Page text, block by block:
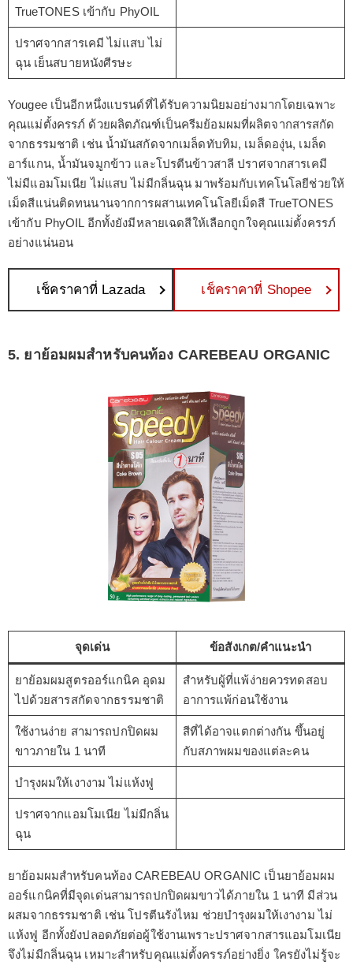
TrueTONES เข้ากับ PhyOIL
ปราศจากสารเคมี ไม่แสบ ไม่
ฉุน เย็นสบายหนังศีรษะ
Yougee เป็นอีกหนึ่งแบรนด์ที่ได้รับความนิยมอย่างมากโดยเฉพาะ
คุณแม่ตั้งครรภ์ ด้วยผลิตภัณฑ์เป็นครีมย้อมผมที่ผลิตจากสารสกัด
จากธรรมชาติ เช่น น้ำมันสกัดจากเมล็ดทับทิม, เมล็ดองุ่น, เมล็ด
อาร์แกน, น้ำมันจมูกข้าว และโปรตีนข้าวสาลี ปราศจากสารเคมี
ไม่มีแอมโมเนีย ไม่แสบ ไม่มีกลิ่นฉุน มาพร้อมกับเทคโนโลยีช่วยให้
เม็ดสีแน่นติดทนนานจากการผสานเทคโนโลยีเม็ดสี TrueTONES
เข้ากับ PhyOIL อีกทั้งยังมีหลายเฉดสีให้เลือกถูกใจคุณแม่ตั้งครรภ์
อย่างแน่นอน
เช็คราคาที่ Lazada เช็คราคาที่ Shopee
5. ยาย้อมผมสำหรับคนท้อง CAREBEAU ORGANIC
จุดเด่น ข้อสังเกต/คำแนะนำ
ยาย้อมผมสูตรออร์แกนิค อุดม
ไปด้วยสารสกัดจากธรรมชาติ
สำหรับผู้ที่แพ้ง่ายควรทดสอบ
อาการแพ้ก่อนใช้งาน
ใช้งานง่าย สามารถปกปิดผม
ขาวภายใน 1 นาที
สีที่ได้อาจแตกต่างกัน ขึ้นอยู่
กับสภาพผมของแต่ละคน
บำรุงผมให้เงางาม ไม่แห้งฟู
ปราศจากแอมโมเนีย ไม่มีกลิ่น
ฉุน
ยาย้อมผมสำหรับคนท้อง CAREBEAU ORGANIC เป็นยาย้อมผม
ออร์แกนิคที่มีจุดเด่นสามารถปกปิดผมขาวได้ภายใน 1 นาที มีส่วน
ผสมจากธรรมชาติ เช่น โปรตีนรังไหม ช่วยบำรุงผมให้เงางาม ไม่
แห้งฟู อีกทั้งยังปลอดภัยต่อผู้ใช้งานเพราะปราศจากสารแอมโมเนีย
จึงไม่มีกลิ่นฉุน เหมาะสำหรับคุณแม่ตั้งครรภ์อย่างยิ่ง ใครยังไม่รู้จะ